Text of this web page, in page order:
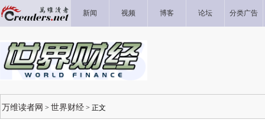
新闻 视频 博客 论坛 分类广告
万维读者网 > 世界财经 > 正文